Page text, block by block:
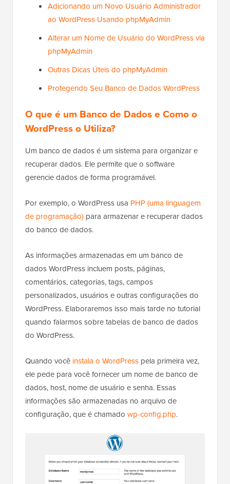
Adicionando um Novo Usuário Administrador
ao WordPress Usando phpMyAdmin
Alterar um Nome de Usuário do WordPress via
phpMyAdmin
Outras Dicas Úteis do phpMyAdmin
Protegendo Seu Banco de Dados WordPress
O que é um Banco de Dados e Como o
WordPress o Utiliza?
Um banco de dados é um sistema para organizar e
recuperar dados. Ele permite que o software
gerencie dados de forma programável.
Por exemplo, o WordPress usa PHP (uma linguagem
de programação) para armazenar e recuperar dados
do banco de dados.
As informações armazenadas em um banco de
dados WordPress incluem posts, páginas,
comentários, categorias, tags, campos
personalizados, usuários e outras configurações do
WordPress. Elaboraremos isso mais tarde no tutorial
quando falarmos sobre tabelas de banco de dados
do WordPress.
Quando você instala o WordPress pela primeira vez,
ele pede para você fornecer um nome de banco de
dados, host, nome de usuário e senha. Essas
informações são armazenadas no arquivo de
configuração, que é chamado wp-config.php.